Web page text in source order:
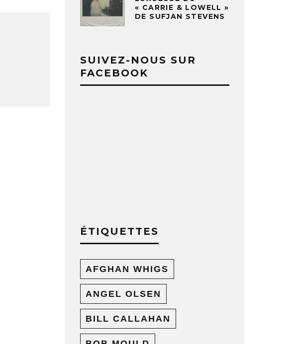
« CARRIE & LOWELL »
DE SUFJAN STEVENS
SUIVEZ-NOUS SUR
FACEBOOK
ÉTIQUETTES
AFGHAN WHIGS
ANGEL OLSEN
BILL CALLAHAN